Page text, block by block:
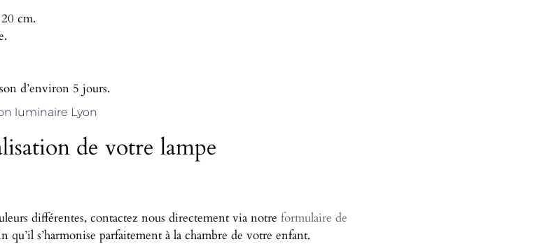
cm.
d’environ 5 jours.
luminaire Lyon
de votre lampe
différentes, contactez nous directement via notre formulaire de
s’harmonise parfaitement à la chambre de votre enfant.